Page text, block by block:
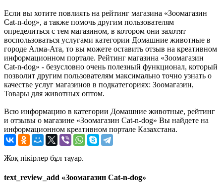
Если вы хотите повлиять на рейтинг магазина «Зоомагазин
Cat-n-dog», а также помочь другим пользователям
определиться с тем магазином, в котором они захотят
воспользоваться услугами категории Домашние животные в
городе Алма-Ата, то вы можете оставить отзыв на креативном
информационном портале. Рейтинг магазина «Зоомагазин
Cat-n-dog» - безусловно очень полезный функционал, который
позволит другим пользователям максимально точно узнать о
качестве услуг магазинов в подкатегориях: Зоомагазин,
Товары для животных оптом.
Всю информацию в категории Домашние животные, рейтинг
и отзывы о магазине «Зоомагазин Cat-n-dog» Вы найдете на
информационном креативном портале Казахстана.
Жоқ пікірлер бұл тауар.
text_review_add «Зоомагазин Cat-n-dog»